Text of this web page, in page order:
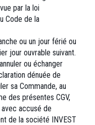
par la loi
Code de la
ou un jour férié ou
jour ouvrable suivant.
ou échanger
dénuée de
sa Commande, au
des présentes CGV,
accusé de
de la société INVEST